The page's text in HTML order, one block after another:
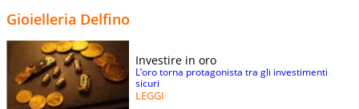
Gioielleria Delfino
Investire in oro
L’oro torna protagonista tra gli investimenti
sicuri
LEGGI